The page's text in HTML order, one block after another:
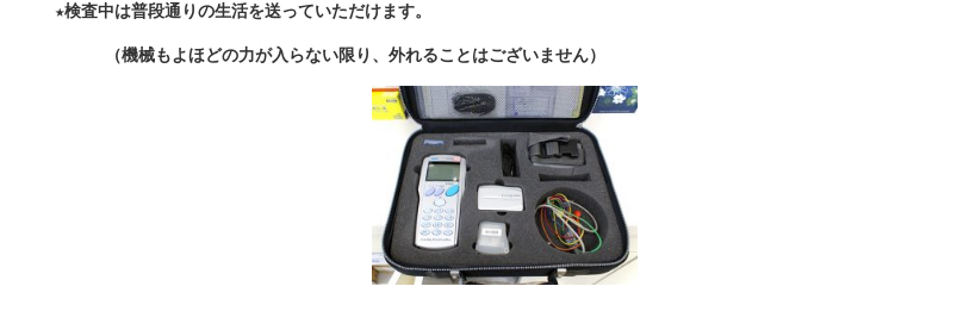
★検査中は普段通りの生活を送っていただけます。
ほどの力が入らない限り、外れることはございません）